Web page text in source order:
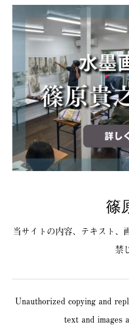
篠
当サイトの内容、テキスト、
禁
Unauthorized copying and
text and images